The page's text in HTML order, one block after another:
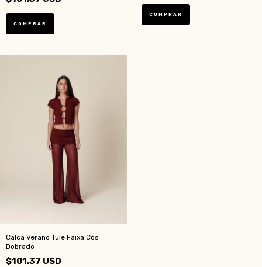
COMPRAR
COMPRAR
Calça Verano Tule Faixa Cós
Dobrado
$101.37 USD